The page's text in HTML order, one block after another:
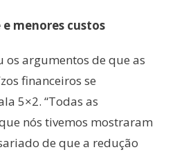
menores custos
os argumentos de que as
financeiros se
5×2. “Todas as
nós tivemos mostraram
de que a redução